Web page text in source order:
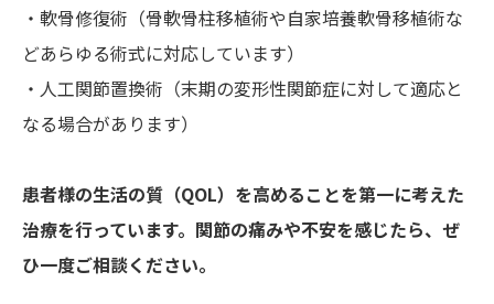
・軟骨修復術（骨軟骨柱移植術や自家培養軟骨移植術な
どあらゆる術式に対応しています）
・人工関節置換術（末期の変形性関節症に対して適応と
なる場合があります）
患者様の生活の質（QOL）を高めることを第一に考えた
治療を行っています。関節の痛みや不安を感じたら、ぜ
ひ一度ご相談ください。